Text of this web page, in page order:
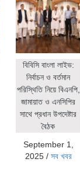
বিবিসি বাংলা লাইভ:
নির্বাচন ও বর্তমান
পরিস্থিতি নিয়ে বিএনপি,
জামায়াত ও এনসিপির
সাথে প্রধান উপদেষ্টার
বৈঠক
September 1,
2025/ সব খবর